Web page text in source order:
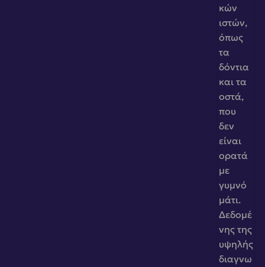
κών
ιστών,
όπως
τα
δόντια
και τα
οστά,
που
δεν
είναι
ορατά
με
γυμνό
μάτι.
Δεδομέ
νης της
υψηλής
διαγνω